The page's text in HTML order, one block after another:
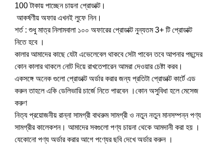
100 টাকায় পাচ্ছেন চায়না প্রোডাক্ট।
আকর্ষণীয় অফার এখনই লুফে নিন।
শর্ত : শুধু মাত্র নিলামবালা ১০০ অফারের প্রোডাক্ট নুন্যতম 3+ টি প্রোডাক্ট
নিতে হবে ।
কালার আমাদের কাছে যেটা এভেলেবেল থাকবে সেটা পাবেন তবে আপনার পছন্দের
কোন কালার থাকলে নোট দিয়ে রাখতেপারেন আমরা দেওয়ার চেষ্টা করব।
একসঙ্গে অনেক গুলো প্রোডাক্ট অর্ডার করার জন্য প্রতিটা প্রোডাক্ট কার্টে এড
করুন তাহলে একি ডেলিভারি চার্জে নিতে পারবেন ।কোন অসুবিধা হলে মেসেজ
করুণ
নিত্য প্রয়োজনীয় রান্না সামগ্রী বাথরুম সামগ্রী ও নতুন নতুন মানসম্পন্ন পণ্য
সামগ্রীর কালেকশন। আমাদের সবগুলো পণ্য চায়না থেকে আমদানী করা হয় ।
যেকোনো পণ্য অর্ডার করার আগে পণ্যের ছবি দেখে অর্ডার করুন ।